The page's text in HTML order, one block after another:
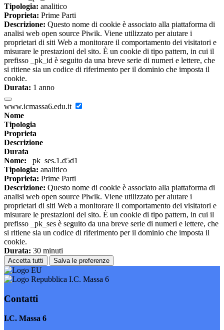
Tipologia: analitico
Proprieta: Prime Parti
Descrizione: Questo nome di cookie è associato alla piattaforma di
analisi web open source Piwik. Viene utilizzato per aiutare i
proprietari di siti Web a monitorare il comportamento dei visitatori e
misurare le prestazioni del sito. È un cookie di tipo pattern, in cui il
prefisso _pk_id è seguito da una breve serie di numeri e lettere, che
si ritiene sia un codice di riferimento per il dominio che imposta il
cookie.
Durata: 1 anno
www.icmassa6.edu.it
Nome
Tipologia
Proprieta
Descrizione
Durata
Nome: _pk_ses.1.d5d1
Tipologia: analitico
Proprieta: Prime Parti
Descrizione: Questo nome di cookie è associato alla piattaforma di
analisi web open source Piwik. Viene utilizzato per aiutare i
proprietari di siti Web a monitorare il comportamento dei visitatori e
misurare le prestazioni del sito. È un cookie di tipo pattern, in cui il
prefisso _pk_ses è seguito da una breve serie di numeri e lettere, che
si ritiene sia un codice di riferimento per il dominio che imposta il
cookie.
Durata: 30 minuti
Accetta tutti Salva le preferenze
I.C. Massa 6
Contatti
I.C. Massa 6